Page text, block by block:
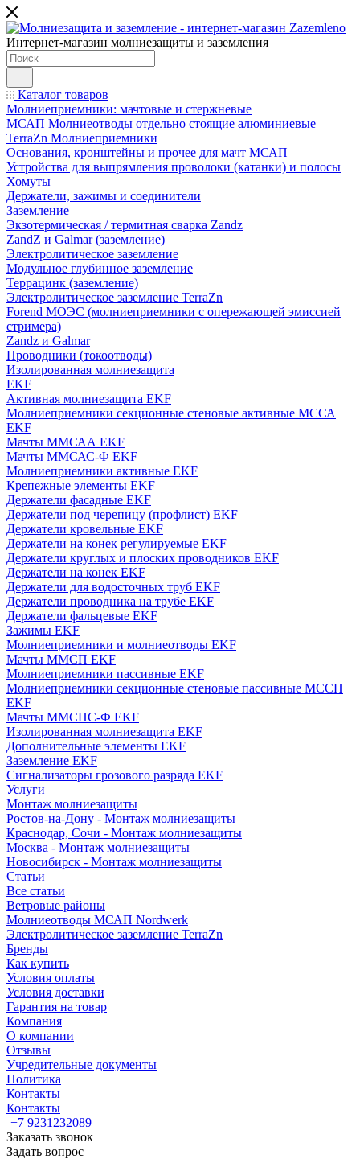
Интернет-магазин молниезащиты и заземления
Каталог товаров
Молниеприемники: мачтовые и стержневые
МСАП Молниеотводы отдельно стоящие алюминиевые
TerraZn Молниеприемники
Основания, кронштейны и прочее для мачт МСАП
Устройства для выпрямления проволоки (катанки) и полосы
Хомуты
Держатели, зажимы и соединители
Заземление
Экзотермическая / термитная сварка Zandz
ZandZ и Galmar (заземление)
Электролитическое заземление
Модульное глубинное заземление
Террацинк (заземление)
Электролитическое заземление TerraZn
Forend МОЭС (молниеприемники с опережающей эмиссией
стримера)
Zandz и Galmar
Проводники (токоотводы)
Изолированная молниезащита
EKF
Активная молниезащита EKF
Молниеприемники секционные стеновые активные МССА
EKF
Мачты ММСАА EKF
Мачты ММСАС-Ф EKF
Молниеприемники активные EKF
Крепежные элементы EKF
Держатели фасадные EKF
Держатели под черепицу (профлист) EKF
Держатели кровельные EKF
Держатели на конек регулируемые EKF
Держатели круглых и плоских проводников EKF
Держатели на конек EKF
Держатели для водосточных труб EKF
Держатели проводника на трубе EKF
Держатели фальцевые EKF
Зажимы EKF
Молниеприемники и молниеотводы EKF
Мачты ММСП EKF
Молниеприемники пассивные EKF
Молниеприемники секционные стеновые пассивные МССП
EKF
Мачты ММСПС-Ф EKF
Изолированная молниезащита EKF
Дополнительные элементы EKF
Заземление EKF
Сигнализаторы грозового разряда EKF
Услуги
Монтаж молниезащиты
Ростов-на-Дону - Монтаж молниезащиты
Краснодар, Сочи - Монтаж молниезащиты
Москва - Монтаж молниезащиты
Новосибирск - Монтаж молниезащиты
Статьи
Все статьи
Ветровые районы
Молниеотводы МСАП Nordwerk
Электролитическое заземление TerraZn
Бренды
Как купить
Условия оплаты
Условия доставки
Гарантия на товар
Компания
О компании
Отзывы
Учредительные документы
Политика
Контакты
Контакты
+7 9231232089
Заказать звонок
Задать вопрос